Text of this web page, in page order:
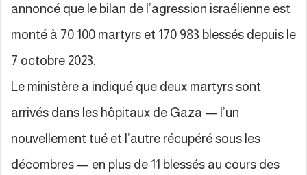
annoncé que le bilan de l’agression israélienne est
monté à 70 100 martyrs et 170 983 blessés depuis le
7 octobre 2023.
Le ministère a indiqué que deux martyrs sont
arrivés dans les hôpitaux de Gaza — l’un
nouvellement tué et l’autre récupéré sous les
décombres — en plus de 11 blessés au cours des